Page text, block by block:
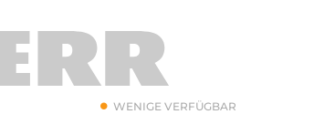
WENIGE VERFÜGBAR